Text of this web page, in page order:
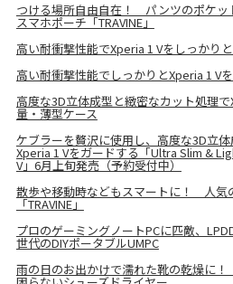
つける場所自由自在！ パンツのポケッ
スマホポーチ「TRAVINE」
高い耐衝撃性能でXperia 1 Vをしっかり
高い耐衝撃性能でしっかりとXperia 1 V
高度な3D立体成型と緻密なカット処理
量・薄型ケース
ケブラーを贅沢に使用し、高度な3D立
Xperia 1 Vをガードする「Ultra Slim &
V」6月上旬発売（予約受付中）
散歩や移動時などもスマートに！ 人気
「TRAVINE」
プロのゲーミングノートPCに匹敵、
世代のDIYポータブルUMPC
雨の日のお出かけで濡れた靴の乾燥に